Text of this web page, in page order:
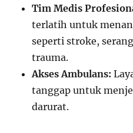
Tim Medis
terlatih untuk
seperti stroke,
trauma.
Akses Ambulans:
tanggap untuk
darurat.